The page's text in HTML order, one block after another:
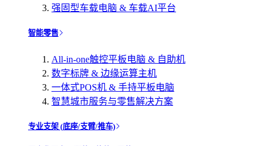
强固型车载电脑 & 车载AI平台
智能零售
All-in-one触控平板电脑 & 自助机
数字标牌 & 边缘运算主机
一体式POS机 & 手持平板电脑
智慧城市服务与零售解决方案
专业支架 (底座/支臂/推车)